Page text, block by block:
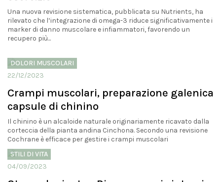
Una nuova revisione sistematica, pubblicata su Nutrients, ha
rilevato che l’integrazione di omega-3 riduce significativamente i
marker di danno muscolare e infiammatori, favorendo un
recupero più...
DOLORI MUSCOLARI
22/12/2023
Crampi muscolari, preparazione galenica
capsule di chinino
Il chinino è un alcaloide naturale originariamente ricavato dalla
corteccia della pianta andina Cinchona. Secondo una revisione
Cochrane è efficace per gestire i crampi muscolari
STILI DI VITA
04/09/2023